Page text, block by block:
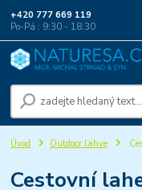
+420 777 669 119
Po-Pá : 9:30 - 18:30
Úvod Outdoor lahve
Cestovní